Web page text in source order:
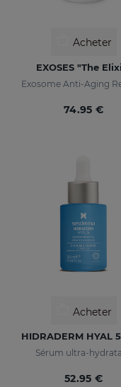
Acheter
EXOSES "The
74.95 €
Acheter
Sérum ultra-
52.95 €